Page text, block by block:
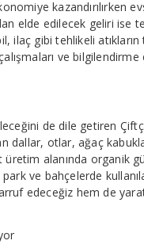
kazandırılırken
elde edilecek geliri ise
ilaç gibi tehlikeli
ve
de dile getiren
dallar, otlar, ağaç
alanında organik
ve bahçelerde
edeceğiz hem de